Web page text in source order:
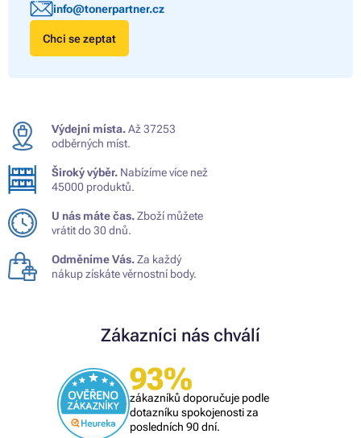
info@tonerpartner.cz
Chci se zeptat
Výdejní místa.Až 37253
odběrných míst.
Široký výběr. Nabízíme více než
45000 produktů.
U nás máte čas.Zboží můžete
vrátit do 30 dnů.
Odměníme Vás.Za každý
nákup získáte věrnostní body.
Zákazníci nás chválí
93%
zákazníků doporučuje podle
dotazníku spokojenosti za
posledních 90 dní.